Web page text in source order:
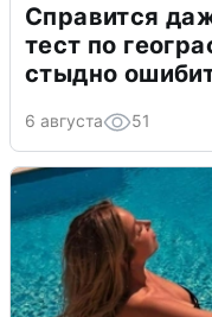
Справится
тест по
стыдно
6 августа 51